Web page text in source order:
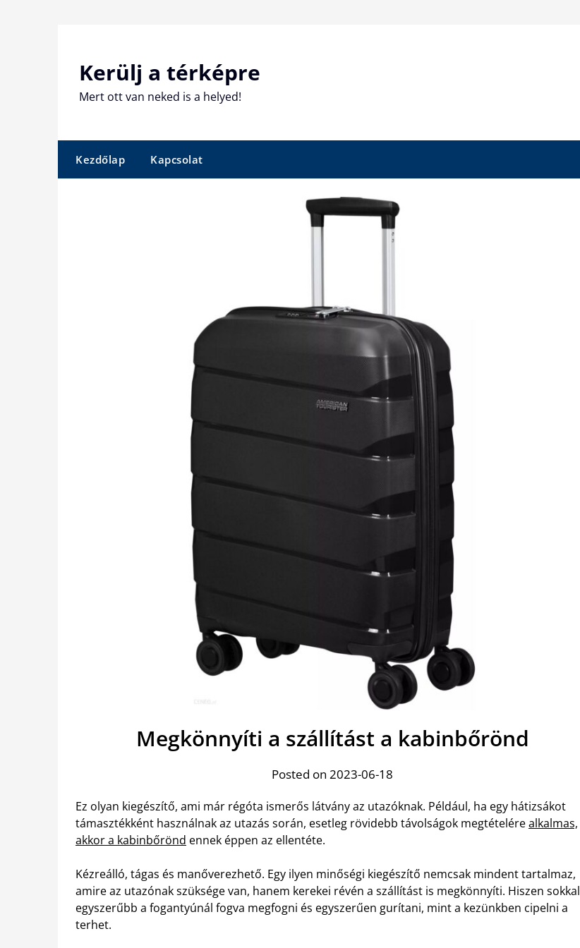
Kerülj a térképre
Mert ott van neked is a helyed!
Kezdőlap Kapcsolat
Megkönnyíti a szállítást a kabinbőrönd
Posted on 2023-06-18
Ez olyan kiegészítő, ami már régóta ismerős látvány az utazóknak. Például, ha egy hátizsákot
támasztékként használnak az utazás során, esetleg rövidebb távolságok megtételérealkalmas,
akkor a kabinbőrönd ennek éppen az ellentéte.
Kézreálló, tágas és manőverezhető. Egy ilyen minőségi kiegészítő nemcsak mindent tartalmaz,
amire az utazónak szüksége van, hanem kerekei révén a szállítást is megkönnyíti. Hiszen sokkal
egyszerűbb a fogantyúnál fogva megfogni és egyszerűen gurítani, mint a kezünkben cipelni a
terhet.